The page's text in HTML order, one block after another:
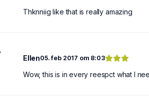
Thknniig like that is really amazing
Ellen05. feb 2017 om 8:03
Wow, this is in every reespct what I